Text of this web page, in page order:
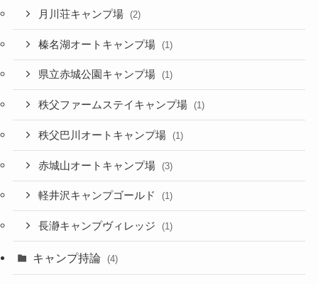
月川荘キャンプ場 (2)
榛名湖オートキャンプ場 (1)
県立赤城公園キャンプ場 (1)
秩父ファームステイキャンプ場 (1)
秩父巴川オートキャンプ場 (1)
赤城山オートキャンプ場 (3)
軽井沢キャンプゴールド (1)
長瀞キャンプヴィレッジ (1)
キャンプ持論 (4)